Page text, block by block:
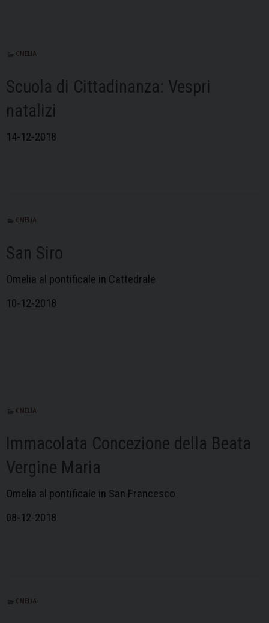
OMELIA
Scuola di Cittadinanza: Vespri
natalizi
14-12-2018
OMELIA
San Siro
Omelia al pontificale in Cattedrale
10-12-2018
OMELIA
Immacolata Concezione della Beata
Vergine Maria
Omelia al pontificale in San Francesco
08-12-2018
OMELIA